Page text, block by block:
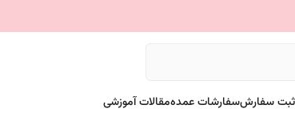
ثبت سفارشسفارشات عمدهمقالات آموزشی